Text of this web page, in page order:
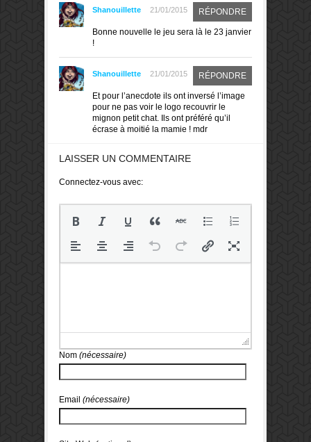
Shanouillette 21/01/2015 RÉPONDRE
Bonne nouvelle le jeu sera là le 23 janvier
!
Shanouillette 21/01/2015 RÉPONDRE
Et pour l’anecdote ils ont inversé l’image
pour ne pas voir le logo recouvrir le
mignon petit chat. Ils ont préféré qu’il
écrase à moitié la mamie ! mdr
LAISSER UN COMMENTAIRE
Connectez-vous avec:
Nom (nécessaire)
Email (nécessaire)